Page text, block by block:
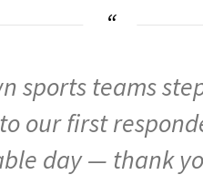
sports teams
our first
day — thank